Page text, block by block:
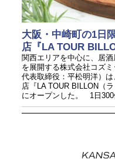
大阪・中崎町の1日
店『LA TOUR
関西エリアを中心に、居
を展開する株式会社コズミ
代表取締役：平松明洋）
店『LA TOUR BILLON（
にオープンした。 1日300